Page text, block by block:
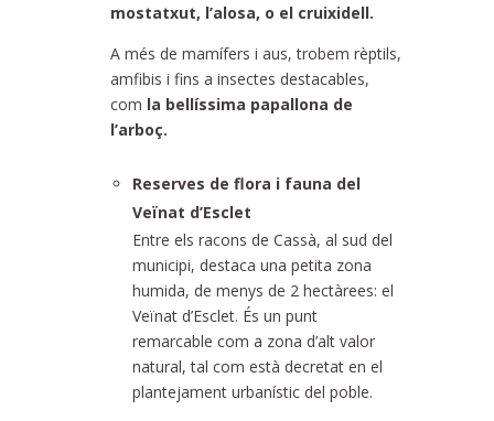
mostatxut, l’alosa, o el cruixidell.
A més de mamífers i aus, trobem rèptils,
amfibis i fins a insectes destacables,
com la bellíssima papallona de
l’arboç.
Reserves de flora i fauna del
Veïnat d’Esclet
Entre els racons de Cassà, al sud del
municipi, destaca una petita zona
humida, de menys de 2 hectàrees: el
Veïnat d’Esclet. És un punt
remarcable com a zona d’alt valor
natural, tal com està decretat en el
plantejament urbanístic del poble.